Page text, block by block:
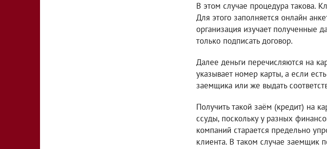
В этом случае процедура такова.
Для этого заполняется онлайн
организация изучает полученные
только подписать договор.
Далее деньги перечисляются на
указывает номер карты, а если
заемщика или же выдать
Получить такой заём (кредит) на
ссуды, поскольку у разных
компаний старается предельно
клиента. В таком случае заемщик